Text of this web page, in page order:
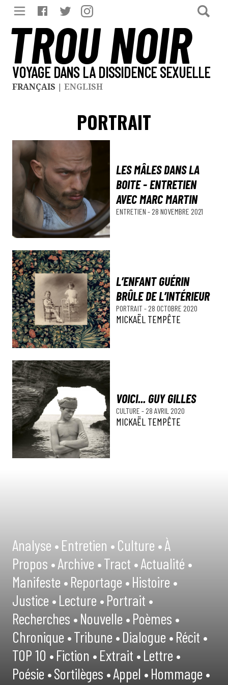
TROU NOIR
VOYAGE DANS LA DISSIDENCE SEXUELLE
FRANÇAIS | ENGLISH
PORTRAIT
LES MÂLES DANS LA
BOITE - ENTRETIEN
AVEC MARC MARTIN
ENTRETIEN - 28 NOVEMBRE 2021
L’ENFANT GUÉRIN
BRÛLE DE L’INTÉRIEUR
PORTRAIT- 28 OCTOBRE 2020
MICKAËL TEMPÊTE
VOICI... GUY GILLES
CULTURE - 28 AVRIL 2020
MICKAËL TEMPÊTE
Analyse •Entretien •Culture •À
Propos •Archive •Tract •Actualité •
Manifeste •Reportage •Histoire •
Justice •Lecture •Portrait •
Recherches •Nouvelle •Poèmes •
Chronique •Tribune •Dialogue •Récit •
TOP 10 •Fiction •Extrait •Lettre •
Poésie •Sortilèges •Appel •Hommage •